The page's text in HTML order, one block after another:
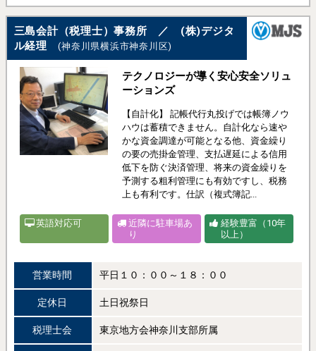
三島会計（税理士）事務所 ／ (株)デジタ
ル経理
(神奈川県横浜市神奈川区)
テクノロジーが導く安心安全ソリュ
ーションズ
【自計化】 記帳代行丸投げでは帳簿ノウ
ハウは蓄積できません。自計化なら速や
かな資金調達が可能となる他、資金繰り
の要の売掛金管理、支払遅延による信用
低下を防ぐ決済管理、将来の資金繰りを
予測する粗利管理にも有効ですし、税務
上も有利です。仕訳（複式簿記...
英語対応可
近隣に駐車場あ
り
経験豊富（10年
以上）
営業時間 平日１０：００～１８：００
定休日 土日祝祭日
税理士会 東京地方会神奈川支部所属